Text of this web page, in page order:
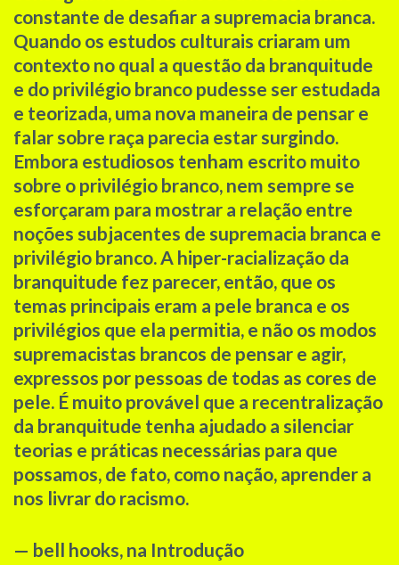
constante de desafiar a supremacia branca.
Quando os estudos culturais criaram um
contexto no qual a questão da branquitude
e do privilégio branco pudesse ser estudada
e teorizada, uma nova maneira de pensar e
falar sobre raça parecia estar surgindo.
Embora estudiosos tenham escrito muito
sobre o privilégio branco, nem sempre se
esforçaram para mostrar a relação entre
noções subjacentes de supremacia branca e
privilégio branco. A hiper-racialização da
branquitude fez parecer, então, que os
temas principais eram a pele branca e os
privilégios que ela permitia, e não os modos
supremacistas brancos de pensar e agir,
expressos por pessoas de todas as cores de
pele. É muito provável que a recentralização
da branquitude tenha ajudado a silenciar
teorias e práticas necessárias para que
possamos, de fato, como nação, aprender a
nos livrar do racismo.
— bell hooks, na Introdução